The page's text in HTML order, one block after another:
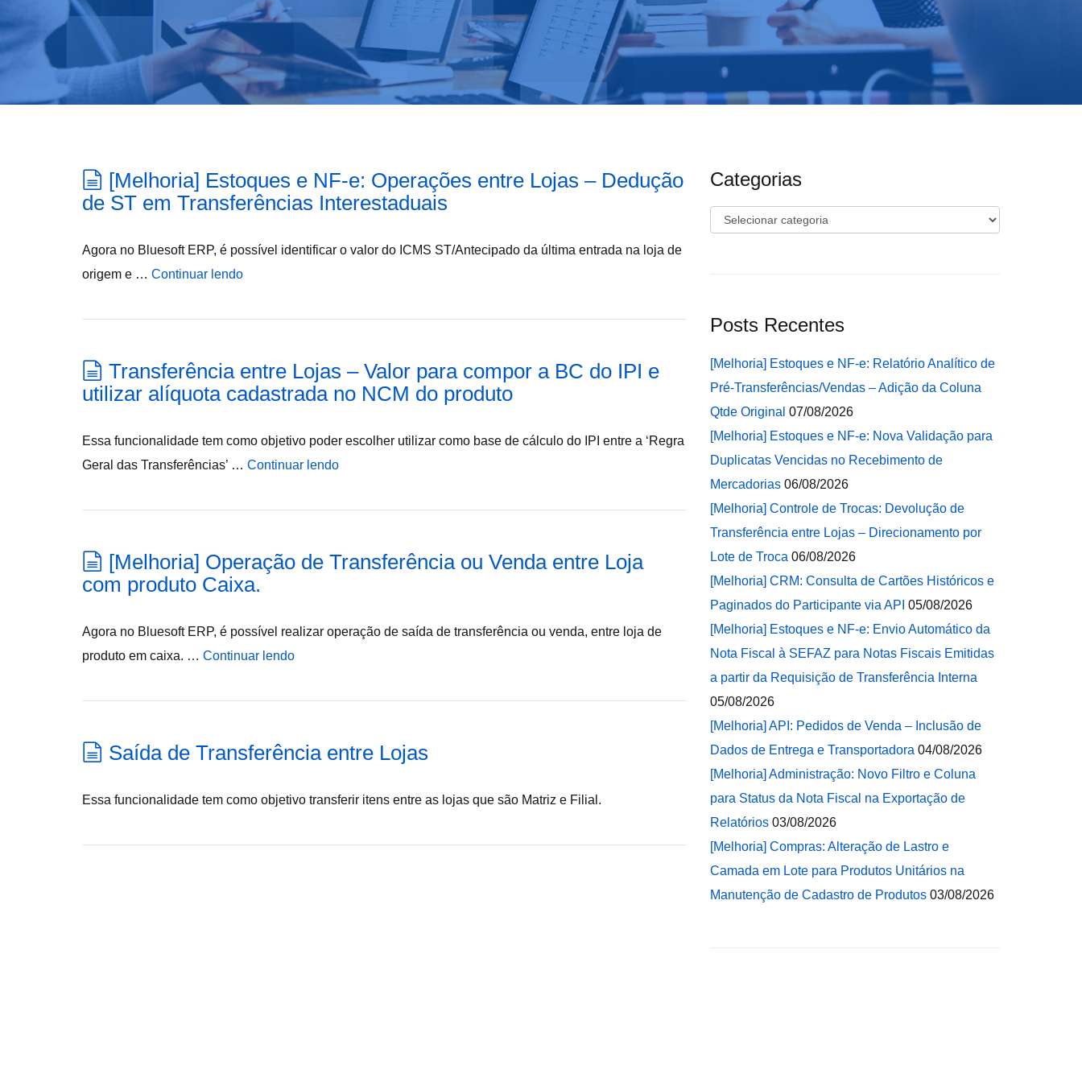
[Melhoria] Estoques e NF-e: Operações entre Lojas – Dedução
de ST em Transferências Interestaduais
Agora no Bluesoft ERP, é possível identificar o valor do ICMS ST/Antecipado da última entrada na loja de
origem e … Continuar lendo
Transferência entre Lojas – Valor para compor a BC do IPI e
utilizar alíquota cadastrada no NCM do produto
Essa funcionalidade tem como objetivo poder escolher utilizar como base de cálculo do IPI entre a ‘Regra
Geral das Transferências’ … Continuar lendo
[Melhoria] Operação de Transferência ou Venda entre Loja
com produto Caixa.
Agora no Bluesoft ERP, é possível realizar operação de saída de transferência ou venda, entre loja de
produto em caixa. … Continuar lendo
Saída de Transferência entre Lojas
Essa funcionalidade tem como objetivo transferir itens entre as lojas que são Matriz e Filial.
Categorias
Categorias
Posts Recentes
[Melhoria] Estoques e NF-e: Relatório Analítico de
Pré-Transferências/Vendas – Adição da Coluna
Qtde Original 07/08/2026
[Melhoria] Estoques e NF-e: Nova Validação para
Duplicatas Vencidas no Recebimento de
Mercadorias 06/08/2026
[Melhoria] Controle de Trocas: Devolução de
Transferência entre Lojas – Direcionamento por
Lote de Troca 06/08/2026
[Melhoria] CRM: Consulta de Cartões Históricos e
Paginados do Participante via API 05/08/2026
[Melhoria] Estoques e NF-e: Envio Automático da
Nota Fiscal à SEFAZ para Notas Fiscais Emitidas
a partir da Requisição de Transferência Interna
05/08/2026
[Melhoria] API: Pedidos de Venda – Inclusão de
Dados de Entrega e Transportadora 04/08/2026
[Melhoria] Administração: Novo Filtro e Coluna
para Status da Nota Fiscal na Exportação de
Relatórios 03/08/2026
[Melhoria] Compras: Alteração de Lastro e
Camada em Lote para Produtos Unitários na
Manutenção de Cadastro de Produtos 03/08/2026